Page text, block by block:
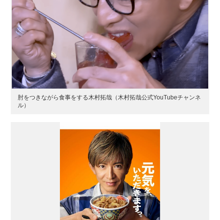
肘をつきながら食事をする木村拓哉（木村拓哉公式YouTubeチャンネ
ル）